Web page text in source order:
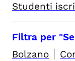
Studenti
Filtra per
Bolzano |